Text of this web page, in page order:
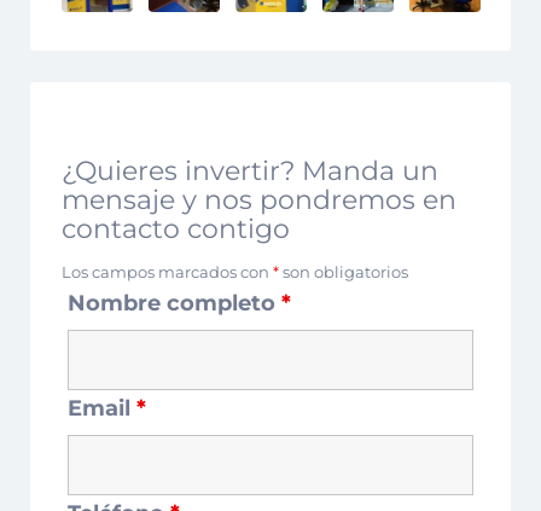
¿Quieres invertir? Manda un
mensaje y nos pondremos en
contacto contigo
Los campos marcados con *son obligatorios
Nombre completo *
Email *